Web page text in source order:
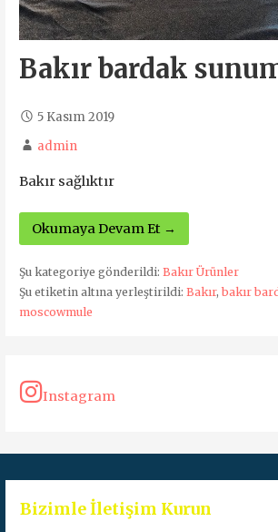
Bakır bardak
5 Kasım 2019
admin
Bakır sağlıktır
Okumaya Devam Et →
Şu kategoriye gönderildi: Bakır Ürünler
Şu etiketin altına yerleştirildi: Bakır,bakır
moscowmule
Instagram
Bizimle İletişim Kurun